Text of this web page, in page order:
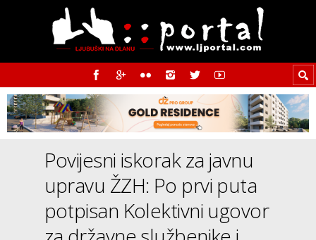
Povijesni iskorak za javnu
upravu ŽZH: Po prvi puta
potpisan Kolektivni ugovor